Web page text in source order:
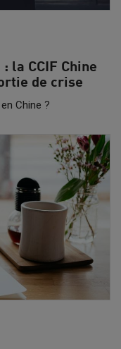
la CCIF Chine
de crise
Chine ?